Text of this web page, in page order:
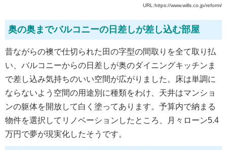
URL:https://www.wills.co.jp/reform/
奥の奥までバルコニーの日差しが差し込む部屋
昔ながらの襖で仕切られた田の字型の間取りを全て取り払
い、バルコニーからの日差しが奥のダイニングキッチンま
で差し込み気持ちのいい空間が広がりました。床は単調に
ならないよう空間の用途別に種類をわけ、天井はマンショ
ンの躯体を開放して白く塗ってあります。予算内で納まる
物件を選択してリノベーションしたところ、月々ローン5.4
万円で夢が現実化したそうです。